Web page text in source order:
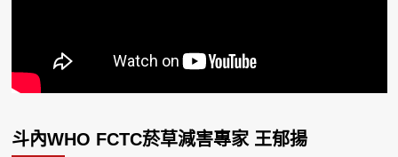
斗內WHO FCTC菸草減害專家 王郁揚